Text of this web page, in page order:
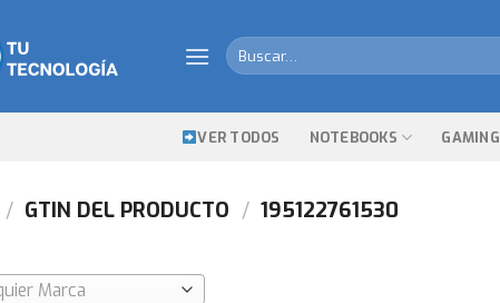
Buscar
por:
VER TODOS NOTEBOOKS GAMING
/ GTIN DEL PRODUCTO / 195122761530
Marca